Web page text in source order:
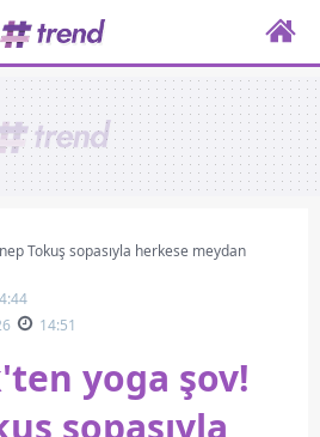
Tokuş sopasıyla herkese meydan
14:51
yoga şov!
sopasıyla